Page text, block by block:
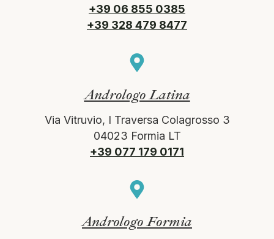
+39 06 855 0385
+39 328 479 8477
Andrologo Latina
Via Vitruvio, I Traversa Colagrosso 3
04023 Formia LT
+39 077 179 0171
Andrologo Formia